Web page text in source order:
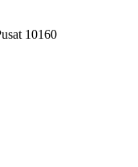
10160